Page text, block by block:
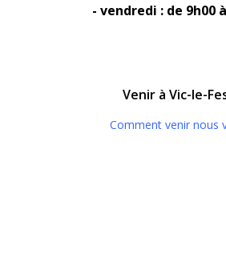
- vendredi : de 9h00
Venir à Vic-le-
Comment venir nous